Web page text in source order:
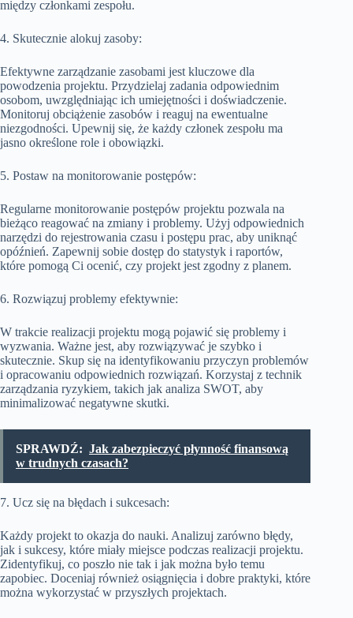
między członkami zespołu.
4. Skutecznie alokuj zasoby:
Efektywne zarządzanie zasobami jest kluczowe dla
powodzenia projektu. Przydzielaj zadania odpowiednim
osobom, uwzględniając ich umiejętności i doświadczenie.
Monitoruj obciążenie zasobów i reaguj na ewentualne
niezgodności. Upewnij się, że każdy członek zespołu ma
jasno określone role i obowiązki.
5. Postaw na monitorowanie postępów:
Regularne monitorowanie postępów projektu pozwala na
bieżąco reagować na zmiany i problemy. Użyj odpowiednich
narzędzi do rejestrowania czasu i postępu prac, aby uniknąć
opóźnień. Zapewnij sobie dostęp do statystyk i raportów,
które pomogą Ci ocenić, czy projekt jest zgodny z planem.
6. Rozwiązuj problemy efektywnie:
W trakcie realizacji projektu mogą pojawić się problemy i
wyzwania. Ważne jest, aby rozwiązywać je szybko i
skutecznie. Skup się na identyfikowaniu przyczyn problemów
i opracowaniu odpowiednich rozwiązań. Korzystaj z technik
zarządzania ryzykiem, takich jak analiza SWOT, aby
minimalizować negatywne skutki.
SPRAWDŹ: Jak zabezpieczyć płynność finansową
w trudnych czasach?
7. Ucz się na błędach i sukcesach:
Każdy projekt to okazja do nauki. Analizuj zarówno błędy,
jak i sukcesy, które miały miejsce podczas realizacji projektu.
Zidentyfikuj, co poszło nie tak i jak można było temu
zapobiec. Doceniaj również osiągnięcia i dobre praktyki, które
można wykorzystać w przyszłych projektach.